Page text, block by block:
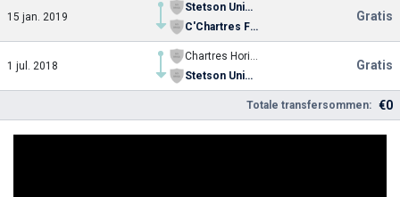
15 jan. 2019
Stetson University
C'Chartres Football
Gratis
1 jul. 2018
Chartres Horizon
Stetson University
Gratis
Totale transfersommen: €0